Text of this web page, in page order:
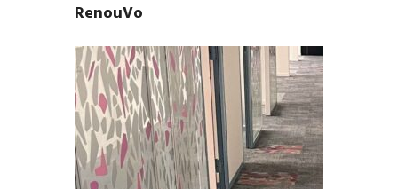
RenouVo